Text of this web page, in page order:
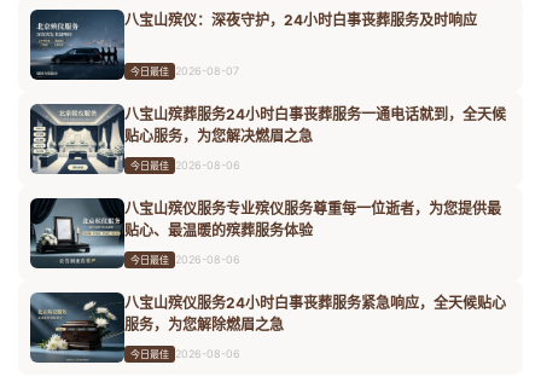
八宝山殡仪：深夜守护，24小时白事丧葬服务及时响应
今日最佳 2026-08-07
八宝山殡葬服务24小时白事丧葬服务一通电话就到，全天候
贴心服务，为您解决燃眉之急
今日最佳 2026-08-06
八宝山殡仪服务专业殡仪服务尊重每一位逝者，为您提供最
贴心、最温暖的殡葬服务体验
今日最佳 2026-08-06
八宝山殡仪服务24小时白事丧葬服务紧急响应，全天候贴心
服务，为您解除燃眉之急
今日最佳 2026-08-06